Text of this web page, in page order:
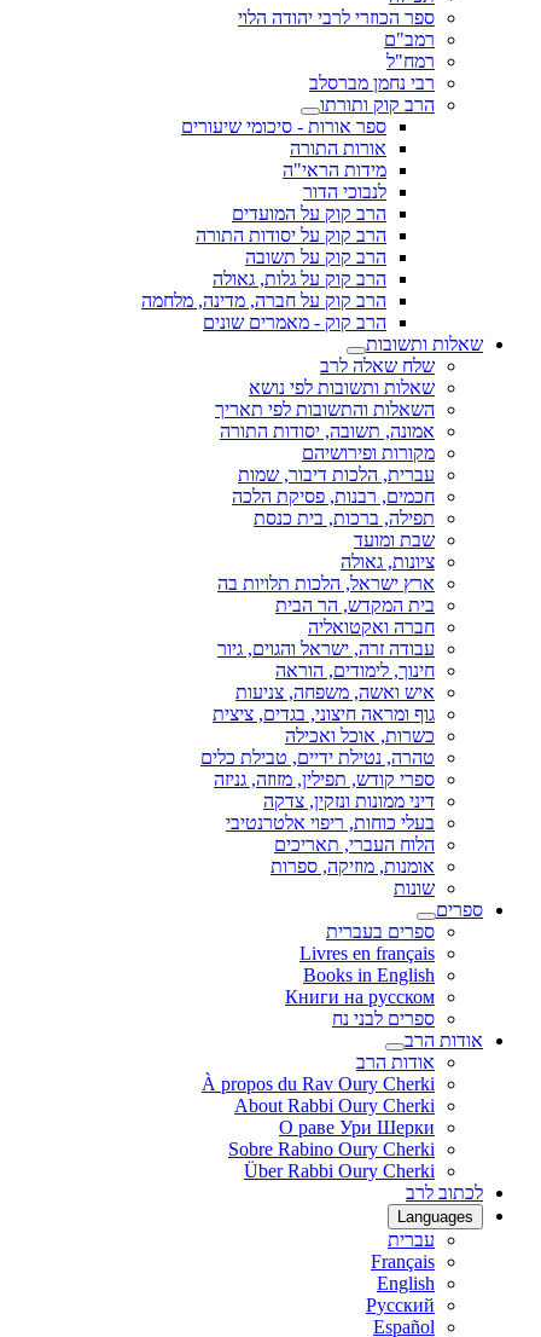
ספר הכוזרי לרבי יהודה הלוי
רמב"ם
רמח"ל
רבי נחמן מברסלב
הרב קוק ותורתו
ספר אורות - סיכומי שיעורים
אורות התורה
מידות הראי"ה
לנבוכי הדור
הרב קוק על המועדים
הרב קוק על יסודות התורה
הרב קוק על תשובה
הרב קוק על גלות, גאולה
הרב קוק על חברה, מדינה, מלחמה
הרב קוק - מאמרים שונים
שאלות ותשובות
שלח שאלה לרב
שאלות ותשובות לפי נושא
השאלות והתשובות לפי תאריך
אמונה, תשובה, יסודות התורה
מקורות ופירושיהם
עברית, הלכות דיבור, שמות
חכמים, רבנות, פסיקת הלכה
תפילה, ברכות, בית כנסת
שבת ומועד
ציונות, גאולה
ארץ ישראל, הלכות תלויות בה
בית המקדש, הר הבית
חברה ואקטואליה
עבודה זרה, ישראל והגוים, גיור
חינוך, לימודים, הוראה
איש ואשה, משפחה, צניעות
גוף ומראה חיצוני, בגדים, ציצית
כשרות, אוכל ואכילה
טהרה, נטילת ידיים, טבילת כלים
ספרי קודש, תפילין, מזוזה, גניזה
דיני ממונות ונזקין, צדקה
בעלי כוחות, ריפוי אלטרנטיבי
הלוח העברי, תאריכים
אומנות, מוזיקה, ספרות
שונות
ספרים
ספרים בעברית
Livres en français
Books in English
Книги на русском
ספרים לבני נח
אודות הרב
אודות הרב
À propos du Rav Oury Cherki
About Rabbi Oury Cherki
О раве Ури Шерки
Sobre Rabino Oury Cherki
Über Rabbi Oury Cherki
לכתוב לרב
Languages
עברית
Français
English
Русский
Español